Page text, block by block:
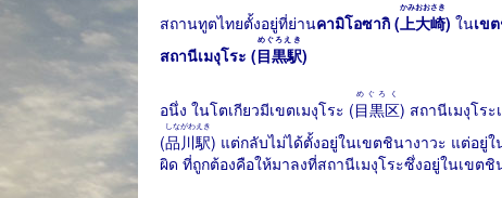
สถานทูตไทยตั้งอยู่ที่ย่านคามิโอซากิ (上大崎
かみおおさき
) ในเข
สถานีเมงุโระ (目黒駅
めぐろえき
)
อนึ่ง ในโตเกียวมีเขตเมงุโระ (目黒区
めぐろく
) สถานีเมงุโร
(品川駅
しながわえき
) แต่กลับไม่ได้ตั้งอยู่ในเขตชินางาวะ แต่อยู่
ผิด ที่ถูกต้องคือให้มาลงที่สถานีเมงุโระซึ่งอยู่ในเขตชิ